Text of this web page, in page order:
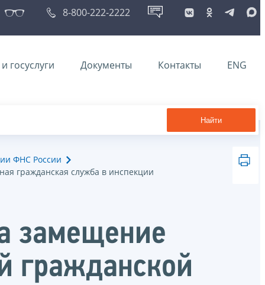
8-800-222-2222
госуслуги Документы Контакты ENG
Найти
ФНС России
гражданская служба в инспекции
замещение
гражданской